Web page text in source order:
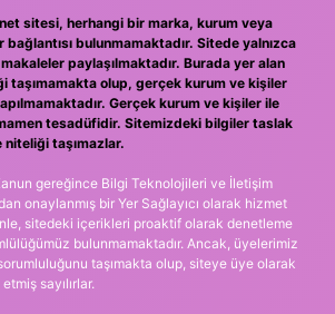
sitesi, herhangi bir marka, kurum veya
bulunmamaktadır. Sitede yalnızca
makaleler paylaşılmaktadır. Burada yer alan
taşımamakta olup, gerçek kurum ve kişiler
Gerçek kurum ve kişiler ile
tesadüfidir. Sitemizdeki bilgiler taslak
taşımazlar.
gereğince Bilgi Teknolojileri ve İletişim
onaylanmış bir Yer Sağlayıcı olarak hizmet
sitedeki içerikleri proaktif olarak denetleme
bulunmamaktadır. Ancak, üyelerimiz
taşımakta olup, siteye üye olarak
sayılırlar.